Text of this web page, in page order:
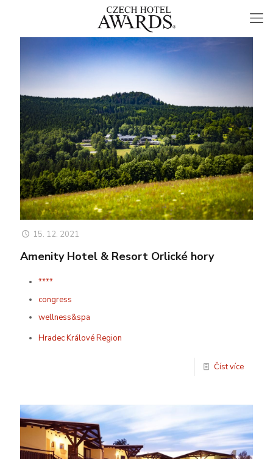
15. 12. 2021
Amenity Hotel & Resort Orlické hory
****
congress
wellness&spa
Hradec Králové Region
Číst více